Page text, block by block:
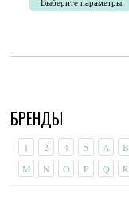
200руб.
имеет
можно
выбрать
странице
товара.
БРЕНДЫ
1 2 4 5 A B
M
N O P Q R